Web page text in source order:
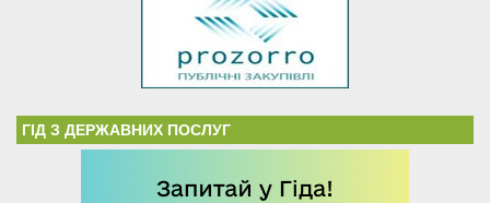
ГІД З ДЕРЖАВНИХ ПОСЛУГ